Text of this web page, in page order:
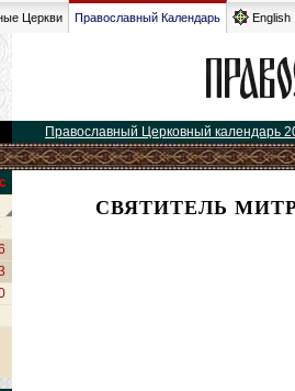
Церкви Православный Календарь English
Православный Церковный календарь
СВЯТИТЕЛЬ